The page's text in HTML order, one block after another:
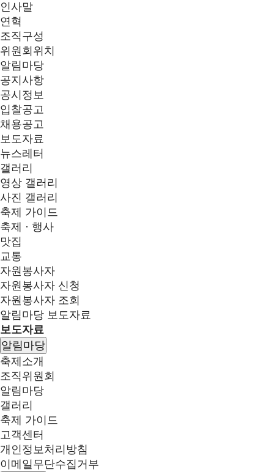
인사말
연혁
조직구성
위원회위치
알림마당
공지사항
공시정보
입찰공고
채용공고
보도자료
뉴스레터
갤러리
영상 갤러리
사진 갤러리
축제 가이드
축제 · 행사
맛집
교통
자원봉사자
자원봉사자 신청
자원봉사자 조회
알림마당 보도자료
보도자료
알림마당
축제소개
조직위원회
알림마당
갤러리
축제 가이드
고객센터
개인정보처리방침
이메일무단수집거부